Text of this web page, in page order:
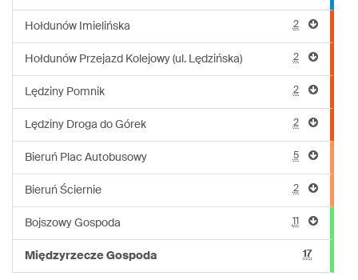
Hołdunów Imielińska 2
Hołdunów Przejazd Kolejowy (ul. Lędzińska) 2
Lędziny Pomnik 2
Lędziny Droga do Górek 2
Bieruń Plac Autobusowy 5
Bieruń Ściernie 2
Bojszowy Gospoda 11
Międzyrzecze Gospoda 17